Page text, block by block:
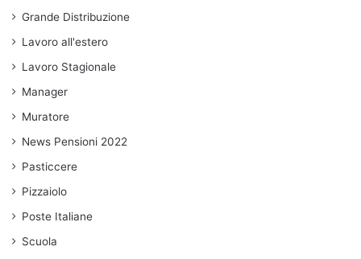
Grande Distribuzione
Lavoro all'estero
Lavoro Stagionale
Manager
Muratore
News Pensioni 2022
Pasticcere
Pizzaiolo
Poste Italiane
Scuola